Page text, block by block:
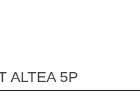
ALTEA 5P